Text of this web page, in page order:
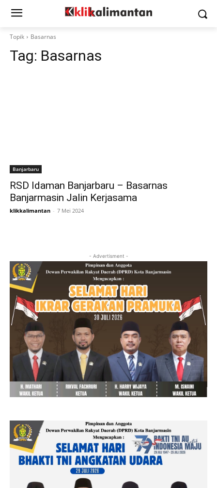
Topik Basarnas
Tag: Basarnas
Banjarbaru
RSD Idaman Banjarbaru – Basarnas
Banjarmasin Jalin Kerjasama
klikkalimantan - 7 Mei 2024
- Advertisment -